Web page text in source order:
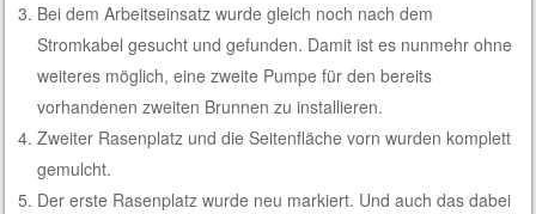
Bei dem Arbeitseinsatz wurde gleich noch nach dem
Stromkabel gesucht und gefunden. Damit ist es nunmehr ohne
weiteres möglich, eine zweite Pumpe für den bereits
vorhandenen zweiten Brunnen zu installieren.
Zweiter Rasenplatz und die Seitenfläche vorn wurden komplett
gemulcht.
Der erste Rasenplatz wurde neu markiert. Und auch das dabei